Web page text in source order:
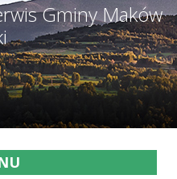
Gminy Maków